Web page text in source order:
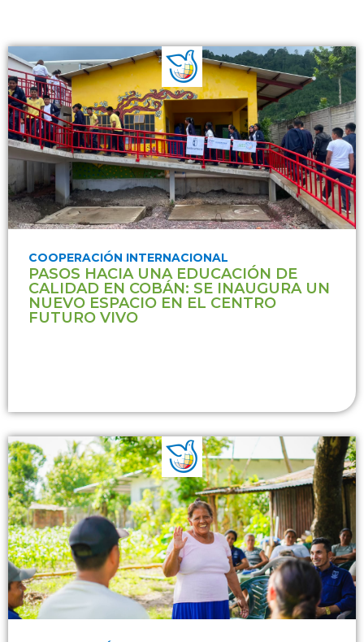
COOPERACIÓN INTERNACIONAL
PASOS HACIA UNA EDUCACIÓN DE
CALIDAD EN COBÁN: SE INAUGURA UN
NUEVO ESPACIO EN EL CENTRO
FUTURO VIVO